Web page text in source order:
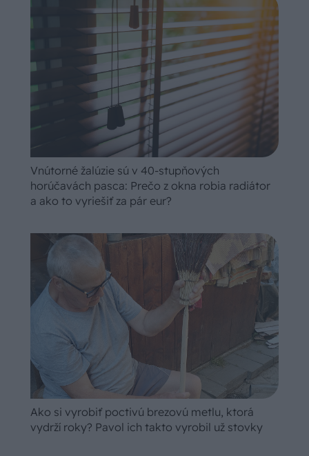
Vnútorné žalúzie sú v 40-stupňových
horúčavách pasca: Prečo z okna robia radiátor
a ako to vyriešiť za pár eur?
Ako si vyrobiť poctivú brezovú metlu, ktorá
vydrží roky? Pavol ich takto vyrobil už stovky